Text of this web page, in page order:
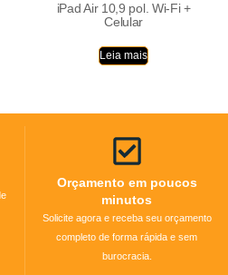
iPad Air 10,9 pol. Wi-Fi +
Celular
Leia mais
Orçamento em poucos
minutos
Solicite agora e receba seu orçamento
completo de forma rápida e sem
burocracia.